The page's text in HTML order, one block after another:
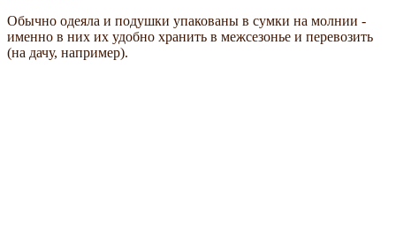
Обычно одеяла и подушки упакованы в сумки на молнии -
именно в них их удобно хранить в межсезонье и перевозить
(на дачу, например).